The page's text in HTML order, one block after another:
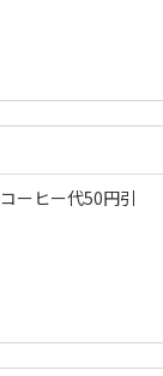
コーヒー代50円引